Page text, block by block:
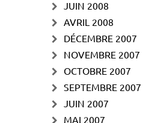
JUIN 2008
AVRIL 2008
DÉCEMBRE 2007
NOVEMBRE 2007
OCTOBRE 2007
SEPTEMBRE 2007
JUIN 2007
MAI 2007